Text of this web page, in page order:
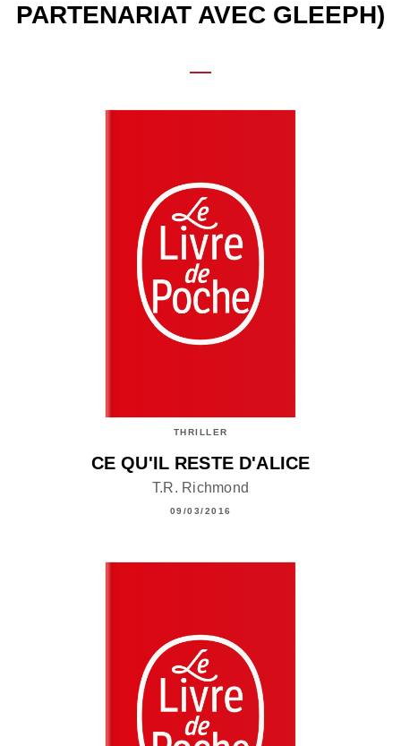
PARTENARIAT AVEC GLEEPH)
THRILLER
CE QU'IL RESTE D'ALICE
T.R. Richmond
09/03/2016